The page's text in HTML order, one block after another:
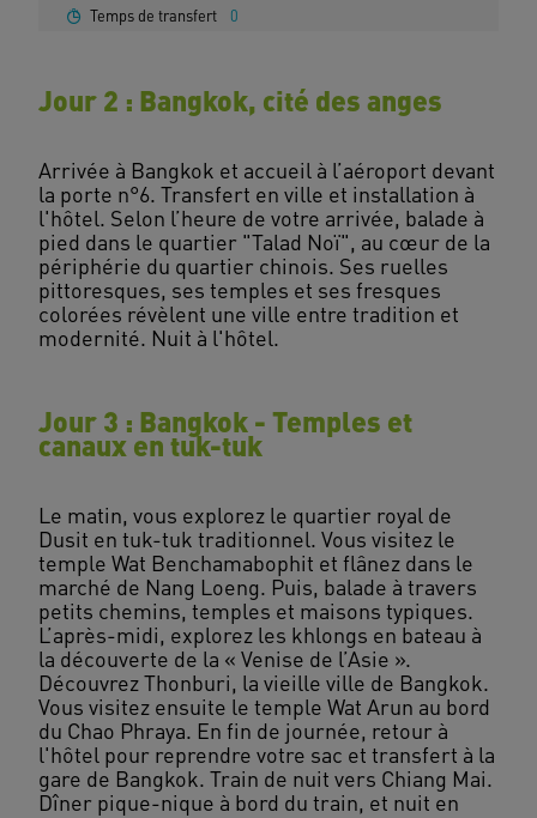
Temps de transfert 0
Jour 2 : Bangkok, cité des anges
Arrivée à Bangkok et accueil à l’aéroport devant
la porte n°6. Transfert en ville et installation à
l'hôtel. Selon l’heure de votre arrivée, balade à
pied dans le quartier "Talad Noï", au cœur de la
périphérie du quartier chinois. Ses ruelles
pittoresques, ses temples et ses fresques
colorées révèlent une ville entre tradition et
Jour 3 : Bangkok - Temples et
canaux en tuk-tuk
Le matin, vous explorez le quartier royal de
Dusit en tuk-tuk traditionnel. Vous visitez le
temple Wat Benchamabophit et flânez dans le
marché de Nang Loeng. Puis, balade à travers
petits chemins, temples et maisons typiques.
L’après-midi, explorez les khlongs en bateau à
la découverte de la « Venise de l’Asie ».
Découvrez Thonburi, la vieille ville de Bangkok.
Vous visitez ensuite le temple Wat Arun au bord
du Chao Phraya. En fin de journée, retour à
l'hôtel pour reprendre votre sac et transfert à la
gare de Bangkok. Train de nuit vers Chiang Mai.
Dîner pique-nique à bord du train, et nuit en